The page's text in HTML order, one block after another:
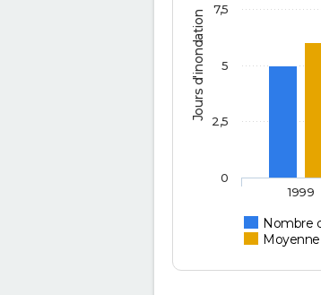
Jours d'inondation
Nombre
Moyenne
1999
0
2,5
5
7,5